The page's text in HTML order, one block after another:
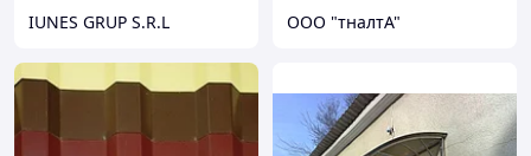
IUNES GRUP S.R.L ООО "тналтА"